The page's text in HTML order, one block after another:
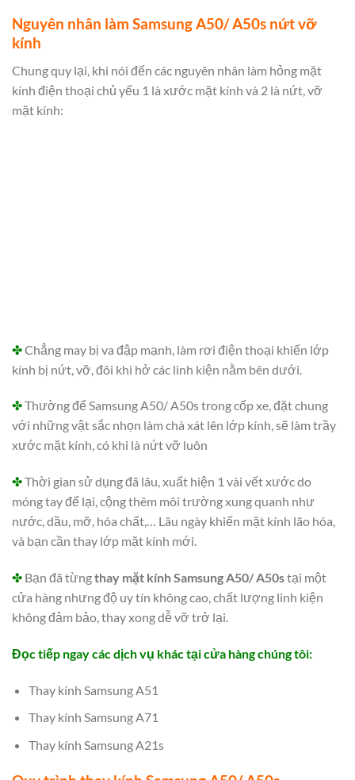
Nguyên nhân làm Samsung A50/ A50s nứt vỡ
kính
Chung quy lại, khi nói đến các nguyên nhân làm hỏng mặt
kính điện thoại chủ yếu 1 là xước mặt kính và 2 là nứt, vỡ
mặt kính:
✤Chẳng may bị va đập mạnh, làm rơi điện thoại khiến lớp
kính bị nứt, vỡ, đôi khi hở các linh kiện nằm bên dưới.
✤Thường để Samsung A50/ A50s trong cốp xe, đặt chung
với những vật sắc nhọn làm chà xát lên lớp kính, sẽ làm trầy
xước mặt kính, có khi là nứt vỡ luôn
✤Thời gian sử dụng đã lâu, xuất hiện 1 vài vết xước do
móng tay để lại, cộng thêm môi trường xung quanh như
nước, dầu, mỡ, hóa chất,… Lâu ngày khiến mặt kính lão hóa,
và bạn cần thay lớp mặt kính mới.
✤ Bạn đã từngthay mặt kính Samsung A50/ A50stại một
cửa hàng nhưng độ uy tín không cao, chất lượng linh kiện
không đảm bảo, thay xong dễ vỡ trở lại.
Đọc tiếp ngay các dịch vụ khác tại cửa hàng chúng tôi:
Thay kính Samsung A51
Thay kính Samsung A71
Thay kính Samsung A21s